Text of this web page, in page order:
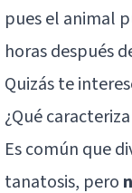
pues el animal
horas después
Quizás te
¿Qué
Es común que
tanatosis, pero